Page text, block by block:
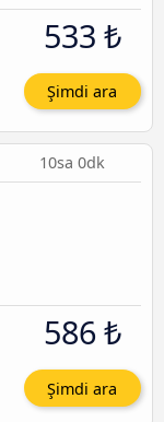
533 ₺
Şimdi ara
10sa 0dk
586 ₺
Şimdi ara